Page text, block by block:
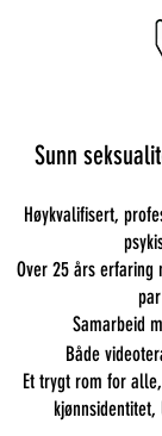
Sunn
Høykvalifisert,
Over 25 års erfaring
Samarbeid
Både
Et trygt rom for